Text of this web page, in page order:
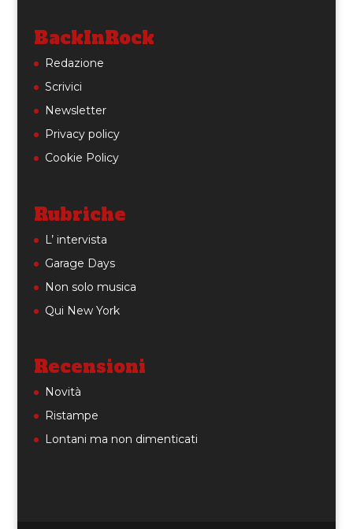
BackInRock
Redazione
Scrivici
Newsletter
Privacy policy
Cookie Policy
Rubriche
L’ intervista
Garage Days
Non solo musica
Qui New York
Recensioni
Novità
Ristampe
Lontani ma non dimenticati